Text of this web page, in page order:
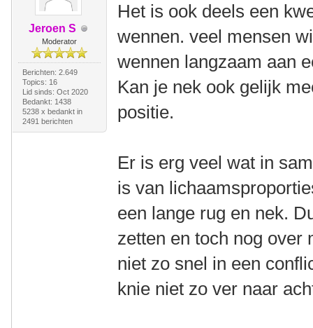
Jeroen S
Moderator
Berichten: 2.649
Topics: 16
Lid sinds: Oct 2020
Bedankt: 1438
5238 x bedankt in
2491 berichten
Het is ook deels een
wennen. veel mensen
wennen langzaam aan
Kan je nek ook gelijk
positie.
Er is erg veel wat in
is van
een lange rug en nek.
zetten en toch nog over
niet zo snel in een
knie niet zo ver naar